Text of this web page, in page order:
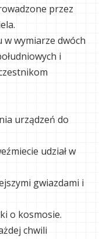
przez
w wymiarze dwóch
i
urządzeń do
udział w
gwiazdami i
o kosmosie.
chwili